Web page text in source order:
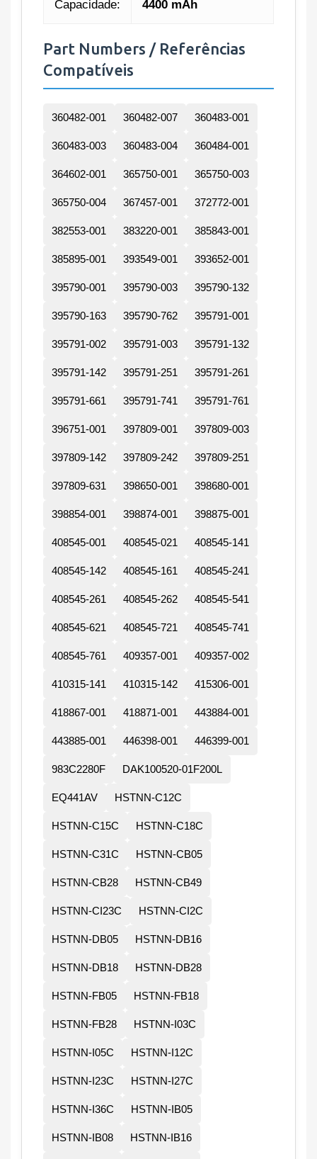
Capacidade: 4400 mAh
Part Numbers / Referências
Compatíveis
360482-001 360482-007 360483-001
360483-003 360483-004 360484-001
364602-001 365750-001 365750-003
365750-004 367457-001 372772-001
382553-001 383220-001 385843-001
385895-001 393549-001 393652-001
395790-001 395790-003 395790-132
395790-163 395790-762 395791-001
395791-002 395791-003 395791-132
395791-142 395791-251 395791-261
395791-661 395791-741 395791-761
396751-001 397809-001 397809-003
397809-142 397809-242 397809-251
397809-631 398650-001 398680-001
398854-001 398874-001 398875-001
408545-001 408545-021 408545-141
408545-142 408545-161 408545-241
408545-261 408545-262 408545-541
408545-621 408545-721 408545-741
408545-761 409357-001 409357-002
410315-141 410315-142 415306-001
418867-001 418871-001 443884-001
443885-001 446398-001 446399-001
983C2280F DAK100520-01F200L
EQ441AV HSTNN-C12C
HSTNN-C15C HSTNN-C18C
HSTNN-C31C HSTNN-CB05
HSTNN-CB28 HSTNN-CB49
HSTNN-CI23C HSTNN-CI2C
HSTNN-DB05 HSTNN-DB16
HSTNN-DB18 HSTNN-DB28
HSTNN-FB05 HSTNN-FB18
HSTNN-FB28 HSTNN-I03C
HSTNN-I05C HSTNN-I12C
HSTNN-I23C HSTNN-I27C
HSTNN-I36C HSTNN-IB05
HSTNN-IB08 HSTNN-IB16